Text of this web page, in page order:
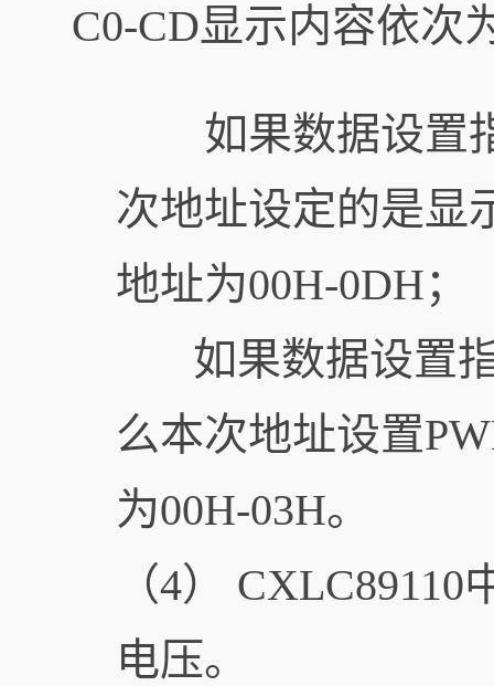
C0-CD显示内容依次
如果数据设置指
次地址设定的是显
地址为00H-0DH；
如果数据设置指
么本次地址设置
为00H-03H。
（4）
电压。